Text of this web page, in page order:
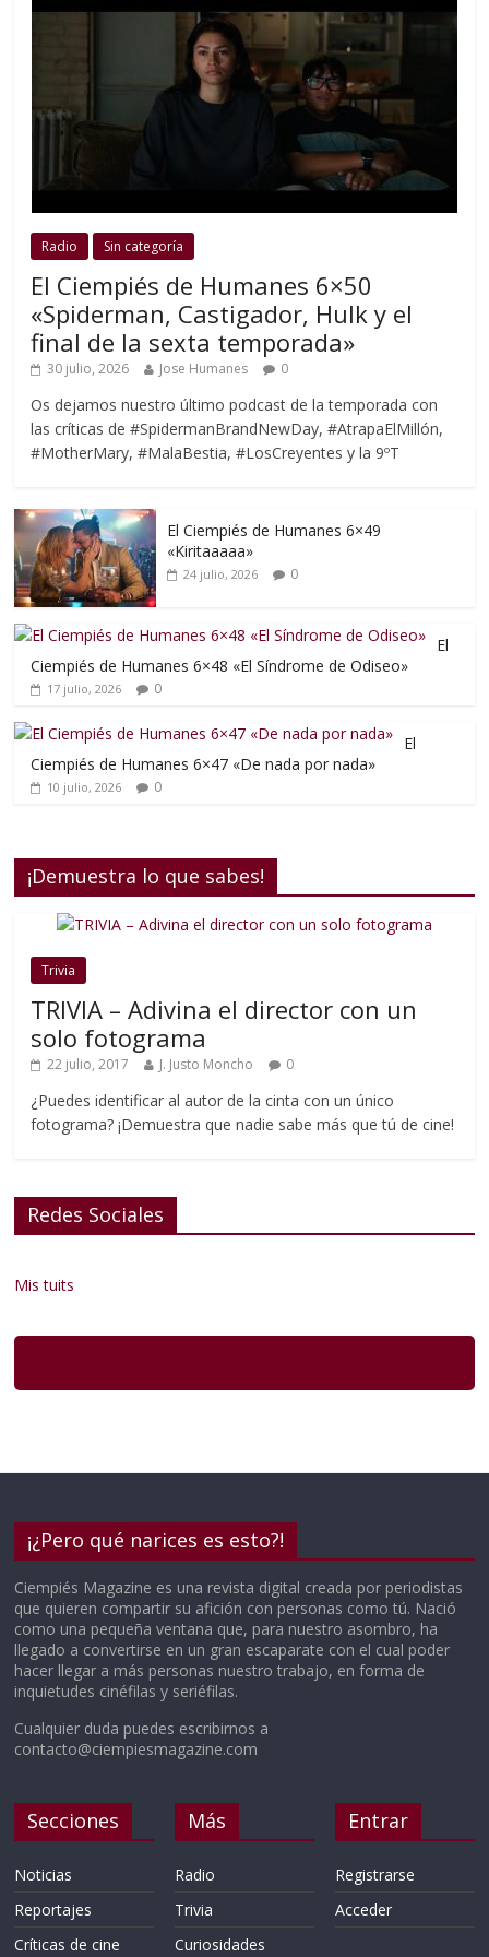
Radio Sin categoría
El Ciempiés de Humanes 6×50
«Spiderman, Castigador, Hulk y el
final de la sexta temporada»
30 julio, 2026 Jose Humanes 0
Os dejamos nuestro último podcast de la temporada con
las críticas de #SpidermanBrandNewDay, #AtrapaElMillón,
#MotherMary, #MalaBestia, #LosCreyentes y la 9ºT
El Ciempiés de Humanes 6×49
«Kiritaaaaa»
24 julio, 2026 0
El
Ciempiés de Humanes 6×48 «El Síndrome de Odiseo»
17 julio, 2026 0
El
Ciempiés de Humanes 6×47 «De nada por nada»
10 julio, 2026 0
¡Demuestra lo que sabes!
Trivia
TRIVIA – Adivina el director con un
solo fotograma
22 julio, 2017 J. Justo Moncho 0
¿Puedes identificar al autor de la cinta con un único
fotograma? ¡Demuestra que nadie sabe más que tú de cine!
Redes Sociales
Mis tuits
¡¿Pero qué narices es esto?!
Ciempiés Magazine es una revista digital creada por periodistas
que quieren compartir su afición con personas como tú. Nació
como una pequeña ventana que, para nuestro asombro, ha
llegado a convertirse en un gran escaparate con el cual poder
hacer llegar a más personas nuestro trabajo, en forma de
inquietudes cinéfilas y seriéfilas.
Cualquier duda puedes escribirnos a
contacto@ciempiesmagazine.com
Secciones
Noticias
Reportajes
Críticas de cine
Más
Radio
Trivia
Curiosidades
Entrar
Registrarse
Acceder